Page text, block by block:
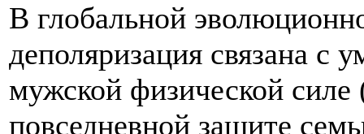
В глобальной
деполяризация связана с
мужской физической
повседневной защите